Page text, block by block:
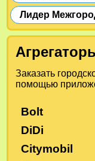
Лидер
Заказать
помощью
Bolt
DiDi
Citymobil